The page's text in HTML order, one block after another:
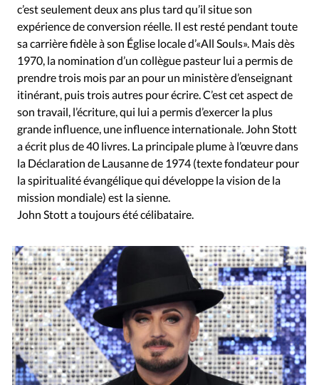
Société
c’est seulement deux ans plus tard qu’il situe son
expérience de conversion réelle. Il est resté pendant toute
sa carrière fidèle à son Église locale d’«All Souls». Mais dès
1970, la nomination d’un collègue pasteur lui a permis de
prendre trois mois par an pour un ministère d’enseignant
itinérant, puis trois autres pour écrire. C’est cet aspect de
son travail, l’écriture, qui lui a permis d’exercer la plus
grande influence, une influence internationale. John Stott
a écrit plus de 40 livres. La principale plume à l’œuvre dans
la Déclaration de Lausanne de 1974 (texte fondateur pour
la spiritualité évangélique qui développe la vision de la
mission mondiale) est la sienne.
John Stott a toujours été célibataire.